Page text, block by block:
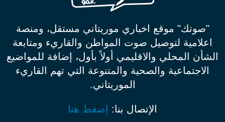
"صوتك" موقع اخباري موريتاني مستقل، ومنصة
اعلامية لتوصيل صوت المواطن والقاريء ومتابعة
الشأن المحلي والاقليمي أولاً بأول، إضافة للمواضيع
الاجتماعية والصحية والمتنوعة التي تهم القاريء
الموريتاني.
الإتصال بنا: إضغط هنا